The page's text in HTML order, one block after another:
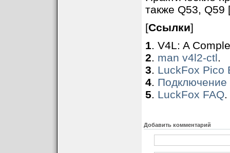
также Q53, Q59
[Ссылки]
1. V4L: A
2. man v4l2-ctl.
3. LuckFox Pico
4. Подключение
5. LuckFox FAQ.
Добавить комментарий